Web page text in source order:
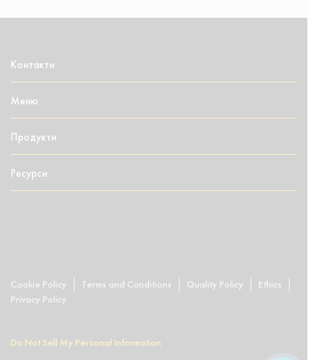
Меню
Продукти
Ресурси
Контакти
Do Not Sell My Personal Information
Cookie Policy Terms and Conditions Quality Policy
Ethics
Privacy Policy